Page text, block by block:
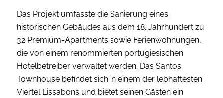
Das Projekt umfasste die Sanierung eines
historischen Gebäudes aus dem 18. Jahrhundert zu
32 Premium-Apartments sowie Ferienwohnungen,
die von einem renommierten portugiesischen
Hotelbetreiber verwaltet werden. Das Santos
Townhouse befindet sich in einem der lebhaftesten
Viertel Lissabons und bietet seinen Gästen ein